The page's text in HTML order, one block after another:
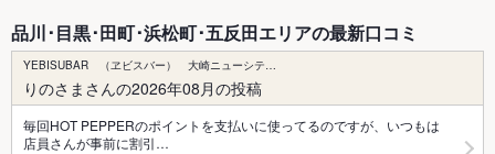
品川･目黒･田町･浜松町･五反田エリアの最新口コミ
YEBISUBAR （ヱビスバー） 大崎ニューシテ…
りのさまさんの2026年08月の投稿
毎回HOT PEPPERのポイントを支払いに使ってるのですが、いつもは
店員さんが事前に割引…